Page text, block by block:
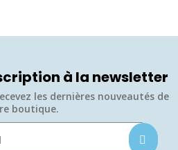
à la newsletter
les dernières nouveautés de
boutique.​